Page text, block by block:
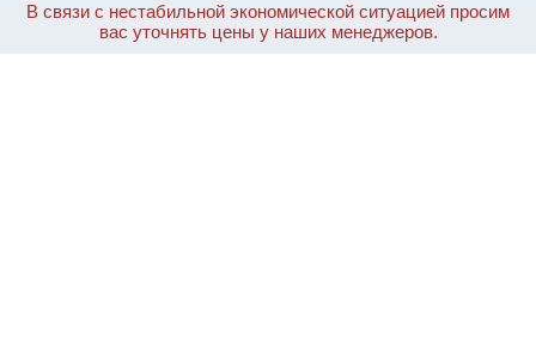
В связи с нестабильной экономической ситуацией просим
вас уточнять цены у наших менеджеров.